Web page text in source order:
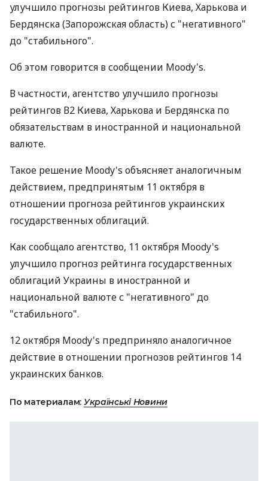
улучшило прогнозы рейтингов Киева, Харькова и
Бердянска (Запорожская область) с "негативного"
до "стабильного".
Об этом говорится в сообщении Moody's.
В частности, агентство улучшило прогнозы
рейтингов В2 Киева, Харькова и Бердянска по
обязательствам в иностранной и национальной
валюте.
Такое решение Moody's объясняет аналогичным
действием, предпринятым 11 октября в
отношении прогноза рейтингов украинских
государственных облигаций.
Как сообщало агентство, 11 октября Moody's
улучшило прогноз рейтинга государственных
облигаций Украины в иностранной и
национальной валюте с "негативного" до
"стабильного".
12 октября Moody's предприняло аналогичное
действие в отношении прогнозов рейтингов 14
украинских банков.
По материалам: Українські Новини